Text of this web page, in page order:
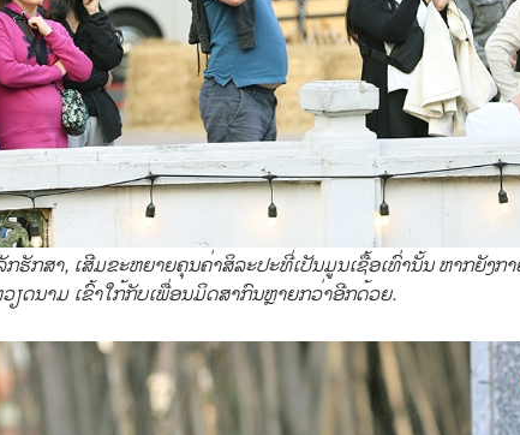
ຮັກສາ, ເສີມຂະຫຍາຍຄຸນຄ່າສິລະປະທີ່ເປັນມູນເຊື້ອເທົ່ານັ້ນ ຫາກຍັງກ
ຽດນາມ ເຂົ້າໃກ້ກັບເພື່ອນມິດສາກົນຫຼາຍກວ່າອີກດ້ວຍ.